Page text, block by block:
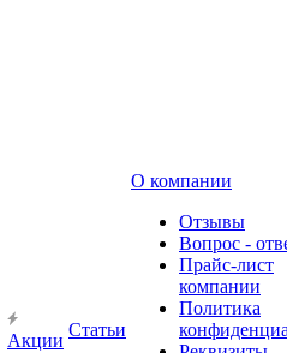
Акции
Статьи
О компании
Отзывы
Вопрос -
Прайс-лист
компании
Политика